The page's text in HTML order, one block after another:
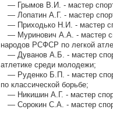
— Грымов В.И. - мастер
— Лопатин А.Г. - мастер
— Приходько Н.И. - мастер
— Муринович А.А. - мастер
народов РСФСР по легкой
— Дуванов А.Б. - мастер
атлетике среди молодежи;
— Руденко Б.П. - мастер
по классической борьбе;
— Никишин А.Г. - мастер
— Сорокин С.А. - мастер